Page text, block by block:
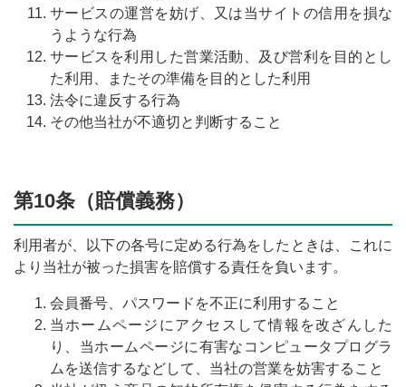
サービスの運営を妨げ、又は当サイトの信用を損な
うような行為
サービスを利用した営業活動、及び営利を目的とし
た利用、またその準備を目的とした利用
法令に違反する行為
その他当社が不適切と判断すること
第10条（賠償義務）
利用者が、以下の各号に定める行為をしたときは、これに
より当社が被った損害を賠償する責任を負います。
会員番号、パスワードを不正に利用すること
当ホームページにアクセスして情報を改ざんした
り、当ホームページに有害なコンピュータプログラ
ムを送信するなどして、当社の営業を妨害すること